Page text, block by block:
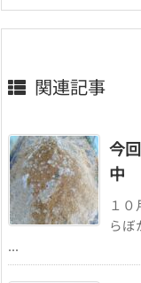
関連記事
今
中
１
らぼ
...